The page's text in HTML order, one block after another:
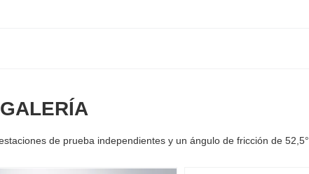
GALERÍA
de prueba independientes y un ángulo de fricción de